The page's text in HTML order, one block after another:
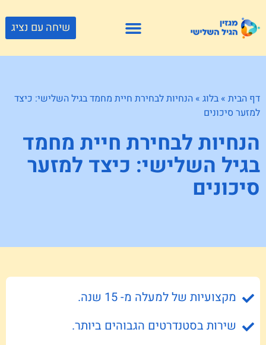
שיחה עם נציג
דף הבית » בלוג » הנחיות לבחירת חיית מחמד בגיל השלישי: כיצד
למזער סיכונים
הנחיות לבחירת חיית מחמד
בגיל השלישי: כיצד למזער
סיכונים
מקצועיות של למעלה מ- 15 שנה.
שירות בסטנדרטים הגבוהים ביותר.